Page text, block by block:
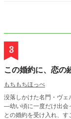
3
この婚約に、恋の
もちもちほっぺ
没落しかけた名門・ヴ
―幼い頃に一度だけ出会
との婚約を受け入れ、すこし